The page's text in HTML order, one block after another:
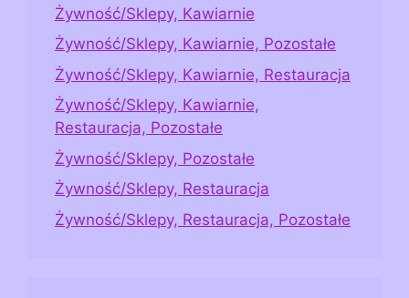
Żywność/Sklepy, Kawiarnie
Żywność/Sklepy, Kawiarnie, Pozostałe
Żywność/Sklepy, Kawiarnie, Restauracja
Żywność/Sklepy, Kawiarnie,
Restauracja, Pozostałe
Żywność/Sklepy, Pozostałe
Żywność/Sklepy, Restauracja
Żywność/Sklepy, Restauracja, Pozostałe